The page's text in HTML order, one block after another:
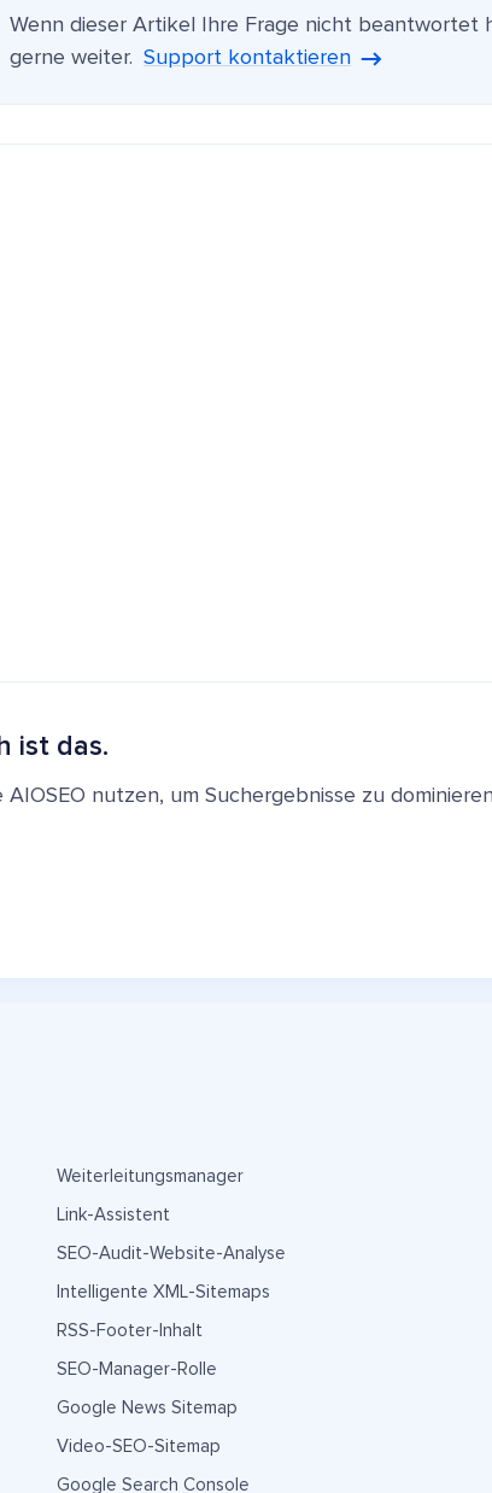
Wenn dieser Artikel Ihre Frage nicht beantwortet
gerne weiter. Support kontaktieren
ist das.
nutzen, um Suchergebnisse zu
Weiterleitungsmanager
Link-Assistent
SEO-Audit-Website-Analyse
Intelligente XML-Sitemaps
RSS-Footer-Inhalt
SEO-Manager-Rolle
Google News Sitemap
Video-SEO-Sitemap
Google Search Console